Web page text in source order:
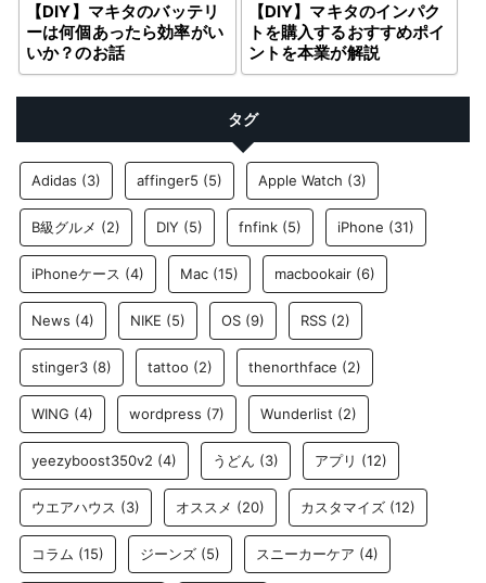
【DIY】マキタのバッテリ
ーは何個あったら効率がい
いか？のお話
【DIY】マキタのインパク
トを購入するおすすめポイ
ントを本業が解説
タグ
Adidas (3) affinger5 (5) Apple Watch (3)
B級グルメ (2) DIY (5) fnfink (5) iPhone (31)
iPhoneケース (4) Mac (15) macbookair (6)
News (4) NIKE (5) OS (9) RSS (2)
stinger3 (8) tattoo (2) thenorthface (2)
WING (4) wordpress (7) Wunderlist (2)
yeezyboost350v2 (4) うどん (3) アプリ (12)
ウエアハウス (3) オススメ (20) カスタマイズ (12)
コラム (15) ジーンズ (5) スニーカーケア (4)